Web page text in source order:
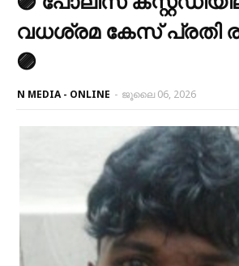
വധശ്രമ കേസ് പ്രതി
🟣
N MEDIA - ONLINE - ജൂലൈ 06, 2026